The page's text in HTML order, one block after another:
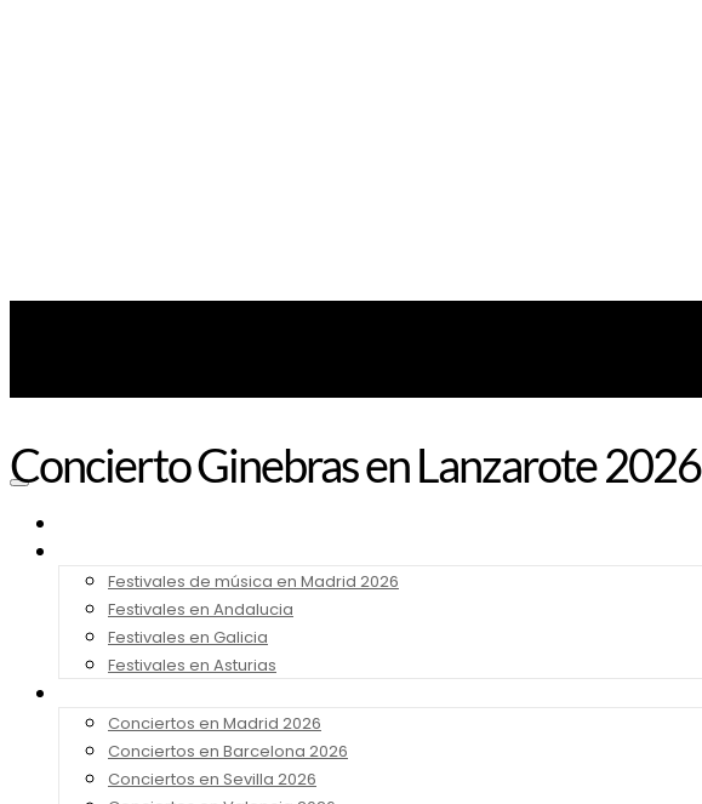
Festivales de música en Madrid 2026
Festivales en Andalucia
Festivales en Galicia
Festivales en Asturias
Conciertos en Madrid 2026
Conciertos en Barcelona 2026
Conciertos en Sevilla 2026
Concierto Ginebras en Lanzarote 2026